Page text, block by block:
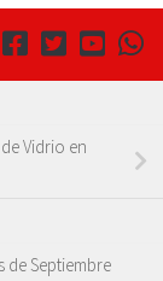
Vidrio en
Septiembre